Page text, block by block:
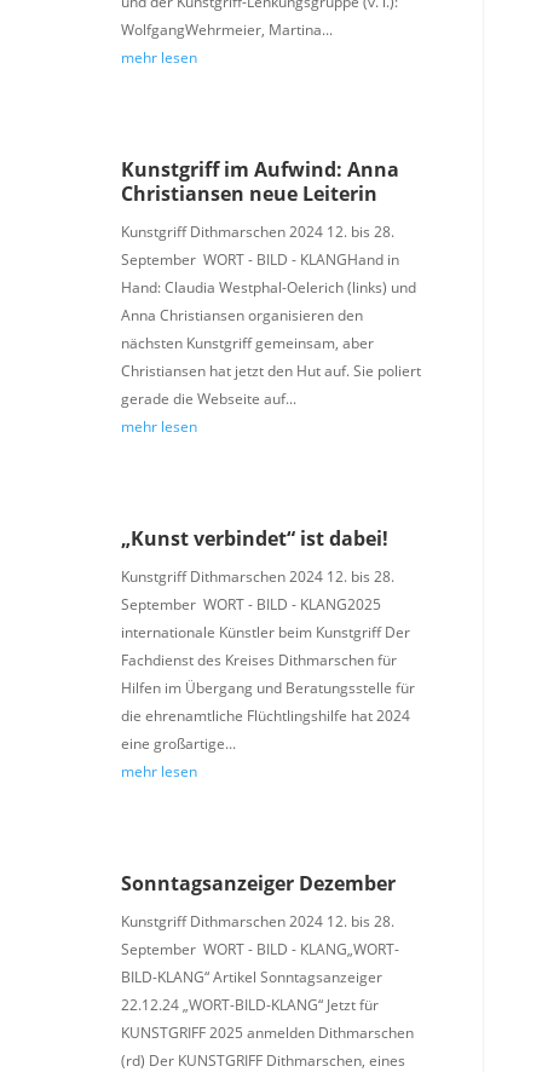
WolfgangWehrmeier, Martina...
mehr lesen
Kunstgriff im Aufwind: Anna
Christiansen neue Leiterin
Kunstgriff Dithmarschen 2024 12. bis 28.
September WORT - BILD - KLANGHand in
Hand: Claudia Westphal-Oelerich (links) und
Anna Christiansen organisieren den
nächsten Kunstgriff gemeinsam, aber
Christiansen hat jetzt den Hut auf. Sie poliert
gerade die Webseite auf...
mehr lesen
„Kunst verbindet“ ist dabei!
Kunstgriff Dithmarschen 2024 12. bis 28.
September WORT - BILD - KLANG2025
internationale Künstler beim Kunstgriff Der
Fachdienst des Kreises Dithmarschen für
Hilfen im Übergang und Beratungsstelle für
die ehrenamtliche Flüchtlingshilfe hat 2024
eine großartige...
mehr lesen
Sonntagsanzeiger Dezember
Kunstgriff Dithmarschen 2024 12. bis 28.
September WORT - BILD - KLANG„WORT-
BILD-KLANG“ Artikel Sonntagsanzeiger
22.12.24 „WORT-BILD-KLANG“ Jetzt für
KUNSTGRIFF 2025 anmelden Dithmarschen
(rd) Der KUNSTGRIFF Dithmarschen, eines